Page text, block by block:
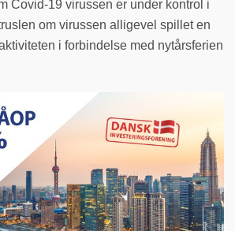
Covid-19 virussen er under kontrol i
om virussen alligevel spillet en
i forbindelse med nytårsferien